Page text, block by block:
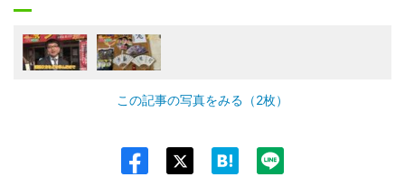
この記事の写真をみる（2枚）